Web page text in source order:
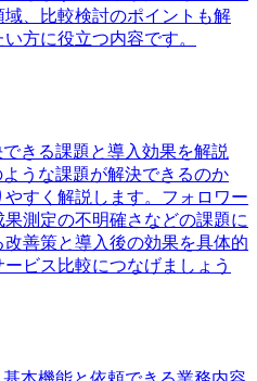
、比較検討のポイントも解
方に役立つ内容です。
きる課題と導入効果を解説
うな課題が解決できるのか
すく解説します。フォロワー
測定の不明確さなどの課題に
善策と導入後の効果を具体的
ビス比較につなげましょう